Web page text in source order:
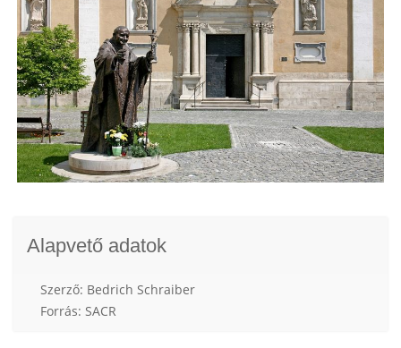
Alapvető adatok
Szerző: Bedrich Schraiber
Forrás: SACR